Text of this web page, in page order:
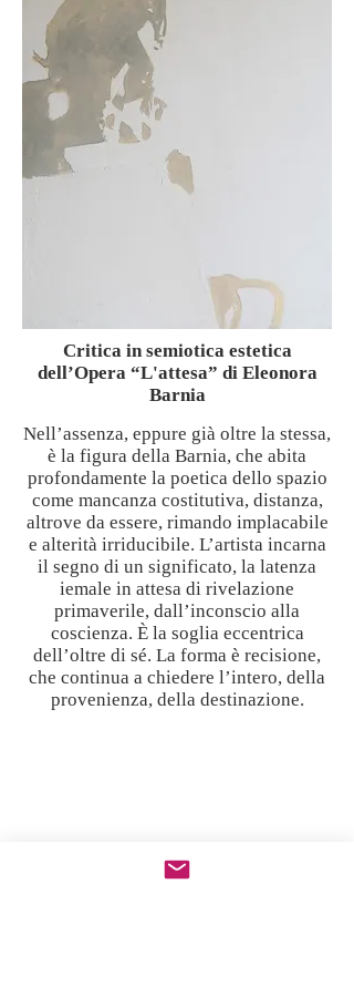
Critica in semiotica estetica
dell’Opera “L'attesa” di Eleonora
Barnia
Nell’assenza, eppure già oltre la stessa,
è la figura della Barnia, che abita
profondamente la poetica dello spazio
come mancanza costitutiva, distanza,
altrove da essere, rimando implacabile
e alterità irriducibile. L’artista incarna
il segno di un significato, la latenza
iemale in attesa di rivelazione
primaverile, dall’inconscio alla
coscienza. È la soglia eccentrica
dell’oltre di sé. La forma è recisione,
che continua a chiedere l’intero, della
provenienza, della destinazione.